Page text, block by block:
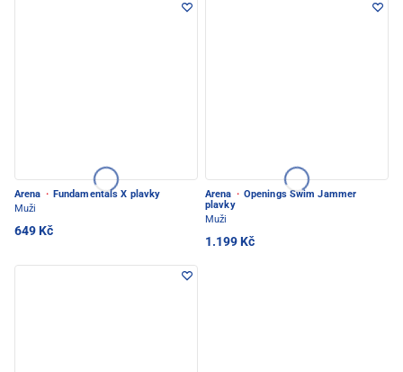
Arena · Fundamentals X plavky
Muži
649 Kč
Arena · Openings Swim Jammer
plavky
Muži
1.199 Kč